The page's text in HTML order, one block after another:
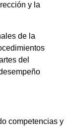
y la
de la
del
competencias y